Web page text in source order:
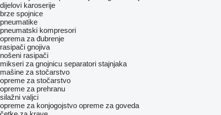
dijelovi karoserije
brze spojnice
pneumatikе
pneumatski kompresori
oprema za đubrenje
rasipači gnojiva
nošeni rasipači
mikseri za gnojnicu separatori stajnjaka
mašine za stočarstvo
opreme za stočarstvo
opreme za prehranu
silažni valjci
opreme za konjogojstvo opreme za goveda